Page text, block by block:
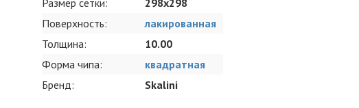
Размер сетки:
298x298
Поверхность:
лакированная
Толщина:
10.00
Форма чипа:
квадратная
Бренд:
Skalini